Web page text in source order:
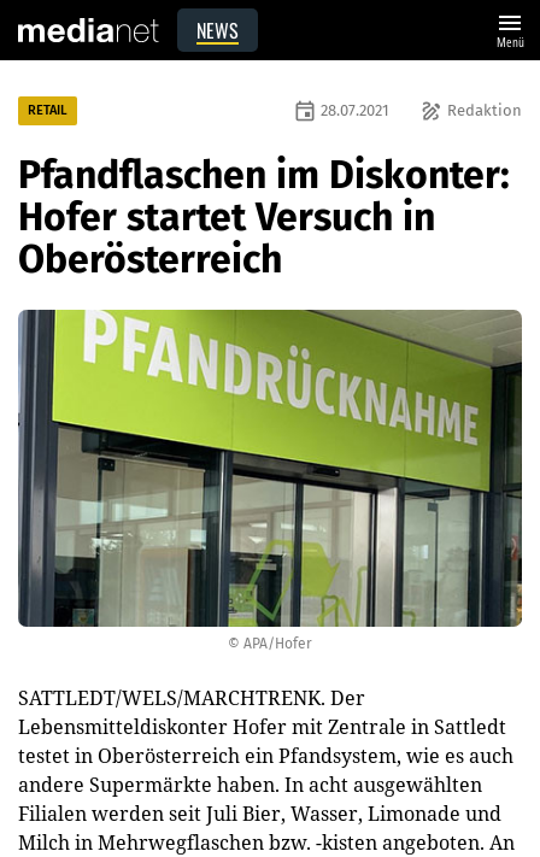
NEWS menu
Menü
© APA/Hofer
RETAIL draw Redaktion
event 28.07.2021
Pfandflaschen im Diskonter:
Hofer startet Versuch in
Oberösterreich
SATTLEDT/WELS/MARCHTRENK. Der
Lebensmitteldiskonter Hofer mit Zentrale in Sattledt
testet in Oberösterreich ein Pfandsystem, wie es auch
andere Supermärkte haben. In acht ausgewählten
Filialen werden seit Juli Bier, Wasser, Limonade und
Milch in Mehrwegflaschen bzw. -kisten angeboten. An